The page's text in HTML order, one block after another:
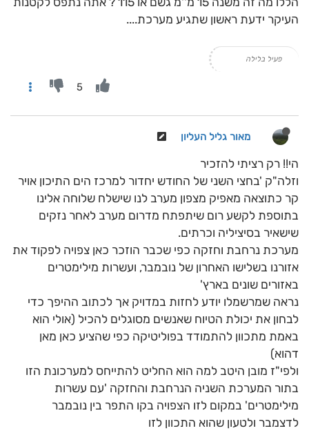
העיקר ידעת ראשון שתגיע מערכת....
פעיל בלילה
5
מאור גליל העליון
הי!! רק רציתי להזכיר
וזלה"ק 'בחצי השני של החודש יחדור למרכז הים התיכון אויר
קר כתוצאה מאפיק מצפון מערב לנו שישלח שלוחה אלינו
בתוספת לקשע רום שיתפתח מדרום מערב לאחר נזקים
שישאיר בסיציליה וכרתים.
מערכת נרחבת וחזקה כפי שכבר הוזכר כאן צפויה לפקוד את
אזורנו בשלישו האחרון של נובמבר, ועשרות מילימטרים
באזורים שונים בארץ'
נראה שמרשמלו יודע לחזות במדויק אך לכתוב ההיפך כדי
לבחון את יכולת הטיוח שאנשים מסוגלים להכיל (אולי הוא
באמת מתכוון להתמודד בפוליטיקה כפי שהציע כאן מאן
דהוא)
ולפי"ז מובן היטב למה הוא החליט להתייחס למערכונת הזו
בתור המערכת השניה הנרחבת והחזקה 'עם עשרות
מילימטרים' במקום לזו הצפויה בקו התפר בין נובמבר
לדצמבר ולטעון שהוא התכוון לזו